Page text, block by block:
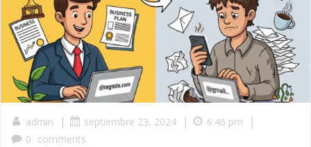
admin | septiembre 23, 2024 | 6:46 pm |
0 comments